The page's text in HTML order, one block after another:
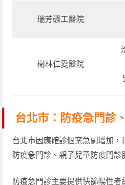
瑞芳礦工醫院
樹林仁愛醫院
台北市：防疫急門診
台北市因應確診個案急劇增加，
防疫急門診、親子兒童防疫門診
防疫急門診主要提供快篩陽性